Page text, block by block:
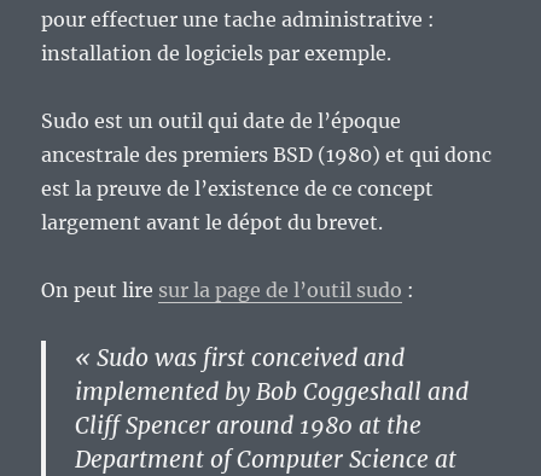
pour effectuer une tache administrative :
installation de logiciels par exemple.
Sudo est un outil qui date de l’époque
ancestrale des premiers BSD (1980) et qui donc
est la preuve de l’existence de ce concept
largement avant le dépot du brevet.
On peut lire sur la page de l’outil sudo :
« Sudo was first conceived and
implemented by Bob Coggeshall and
Cliff Spencer around 1980 at the
Department of Computer Science at